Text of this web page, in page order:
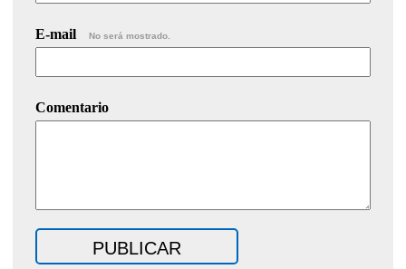
E-mail No será mostrado.
Comentario